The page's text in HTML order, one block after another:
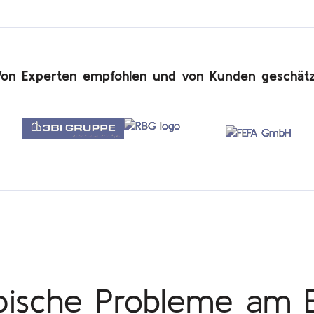
Experten empfohlen und von Kunden
Probleme am